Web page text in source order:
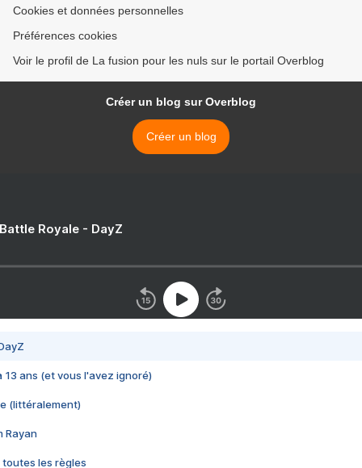
Cookies et données personnelles
Préférences cookies
Voir le profil de La fusion pour les nuls sur le portail Overblog
Créer un blog sur Overblog
Créer un blog
Royale - DayZ
13 ans (et vous l'avez ignoré)
(littéralement)
Rayan
toutes les règles